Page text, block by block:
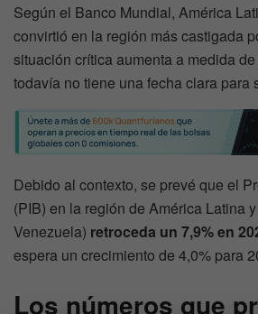
Según el Banco Mundial, América
convirtió en la región más castigada
situación crítica aumenta a medida
todavía no tiene una fecha clara para
Debido al contexto, se prevé que el
(PIB) en la región de América Latina
Venezuela) retroceda un 7,9% en
espera un crecimiento de 4,0% para
Los números que